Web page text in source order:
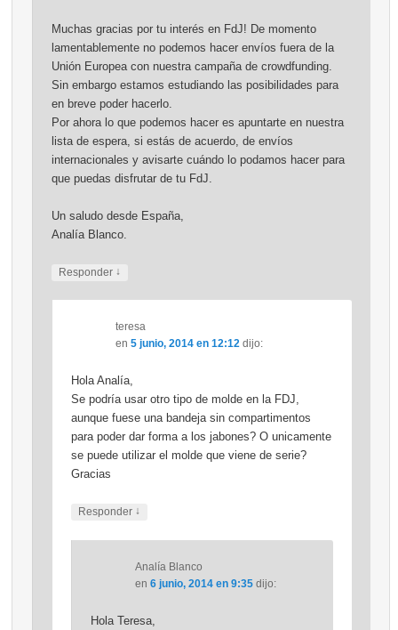
Muchas gracias por tu interés en FdJ! De momento
lamentablemente no podemos hacer envíos fuera de la
Unión Europea con nuestra campaña de crowdfunding.
Sin embargo estamos estudiando las posibilidades para
en breve poder hacerlo.
Por ahora lo que podemos hacer es apuntarte en nuestra
lista de espera, si estás de acuerdo, de envíos
internacionales y avisarte cuándo lo podamos hacer para
que puedas disfrutar de tu FdJ.
Un saludo desde España,
Analía Blanco.
Responder ↓
teresa
en 5 junio, 2014 en 12:12 dijo:
Hola Analía,
Se podría usar otro tipo de molde en la FDJ,
aunque fuese una bandeja sin compartimentos
para poder dar forma a los jabones? O unicamente
se puede utilizar el molde que viene de serie?
Gracias
Responder ↓
Analía Blanco
en 6 junio, 2014 en 9:35 dijo:
Hola Teresa,